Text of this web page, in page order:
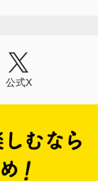
公式X